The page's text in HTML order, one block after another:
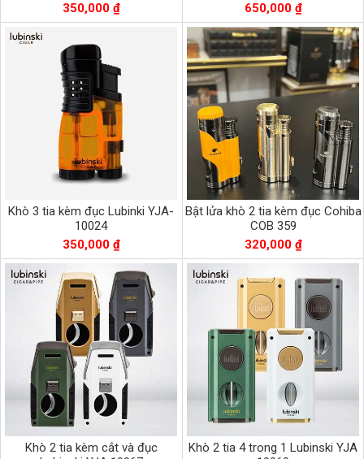
350,000 ₫
650,000 ₫
Khò 3 tia kèm đục Lubinki YJA-
10024
350,000 ₫
Bật lửa khò 2 tia kèm đục Cohiba
COB 359
320,000 ₫
Khò 2 tia kèm cắt và đục
Khò 2 tia 4 trong 1 Lubinski YJA